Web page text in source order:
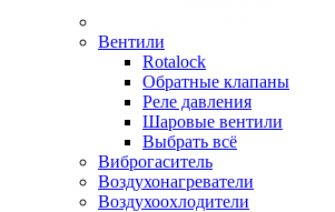
Вентили
Rotalock
Обратные клапаны
Реле давления
Шаровые вентили
Выбрать всё
Виброгаситель
Воздухонагреватели
Воздухоохлодители